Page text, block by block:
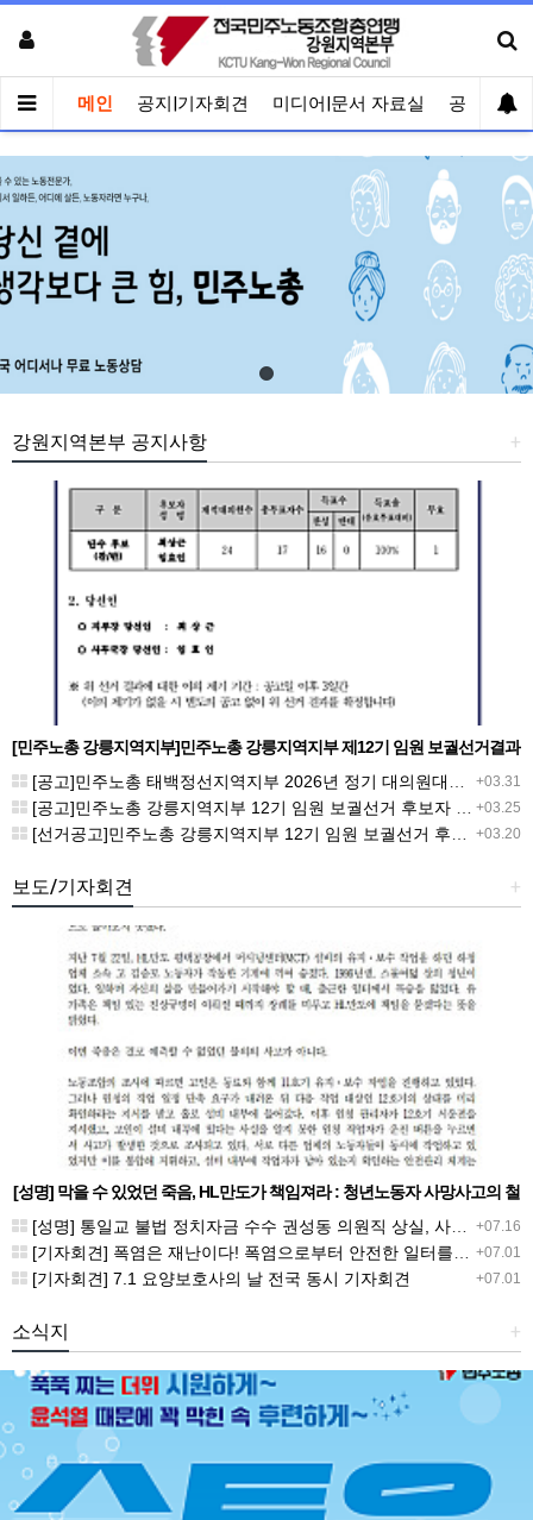
메인 공지|기자회견 미디어|문서 자료실 공유게시
+
강원지역본부 공지사항
[민주노총 강릉지역지부]민주노총 강릉지역지부 제12기 임원 보궐선거결과
공고
+03.31
[공고]민주노총 태백정선지역지부 2026년 정기 대의원대회 재소집 건
+03.25
[공고]민주노총 강릉지역지부 12기 임원 보궐선거 후보자 확정 공고
+03.20
[선거공고]민주노총 강릉지역지부 12기 임원 보궐선거 후보 등록 기간 연장 공고
+
보도/기자회견
[성명] 막을 수 있었던 죽음, HL만도가 책임져라 : 청년노동자 사망사고의 철
저한 진상규명과 재발방지 대책 마련하라
+07.16
[성명] 통일교 불법 정치자금 수수 권성동 의원직 상실, 사필귀정이다
+07.01
[기자회견] 폭염은 재난이다! 폭염으로부터 안전한 일터를 위한 민주노총 강원지역본부 폭염감시단 선포 기자회견
+07.01
[기자회견] 7.1 요양보호사의 날 전국 동시 기자회견
+
소식지